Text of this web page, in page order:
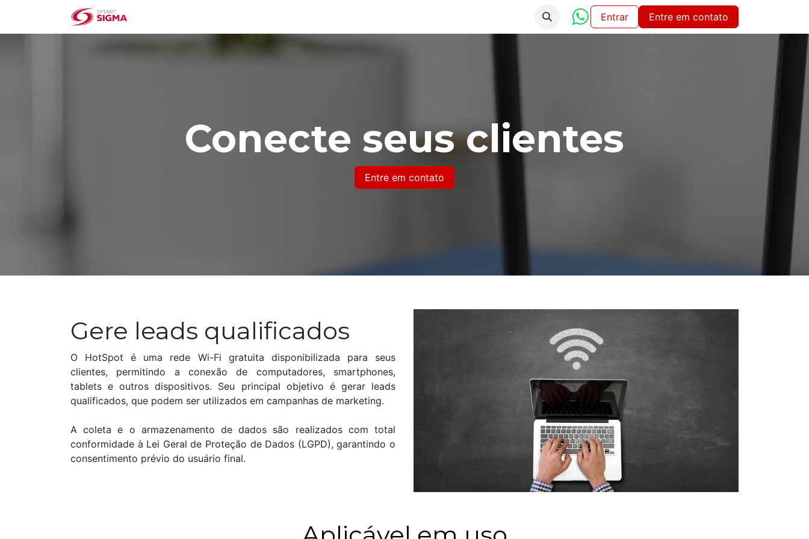
Termos de Serviço Entrar Entre em contato
Conecte seus clientes
Entre em contato
Gere leads qualificados
O HotSpot é uma rede Wi-Fi gratuita disponibilizada para seus
clientes, permitindo a conexão de computadores, smartphones,
tablets e outros dispositivos. Seu principal objetivo é gerar leads
qualificados, que podem ser utilizados em campanhas de marketing.
A coleta e o armazenamento de dados são realizados com total
conformidade à Lei Geral de Proteção de Dados (LGPD), garantindo o
consentimento prévio do usuário final.